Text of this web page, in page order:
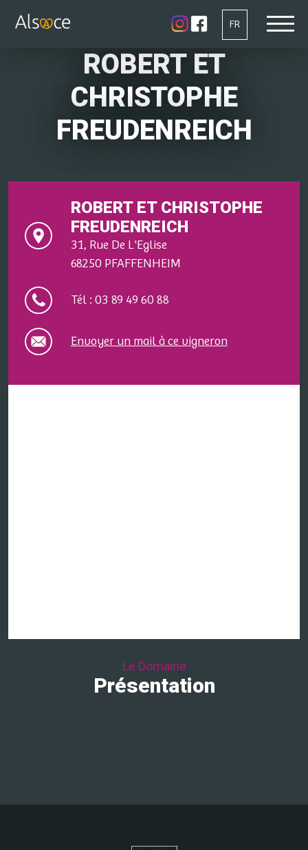
FR
ROBERT ET
CHRISTOPHE
FREUDENREICH
ROBERT ET CHRISTOPHE
FREUDENREICH
31, Rue De L'Eglise
68250 PFAFFENHEIM
Tél : 03 89 49 60 88
Envoyer un mail à ce vigneron
Le Domaine
Présentation